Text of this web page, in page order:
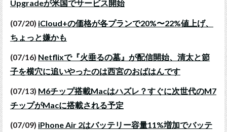
Upgradeが米国でサービス開始
(07/20) iCloud+の価格が各プランで20%〜22%値上げ、
ちょっと嫌かも
(07/16) Netflixで『火垂るの墓』が配信開始、清太と節
子を横穴に追いやったのは西宮のおばはんです
(07/13) M6チップ搭載Macはハズレ？すぐに次世代のM7
チップがMacに搭載される予定
(07/09) iPhone Air 2はバッテリー容量11%増加でバッテ